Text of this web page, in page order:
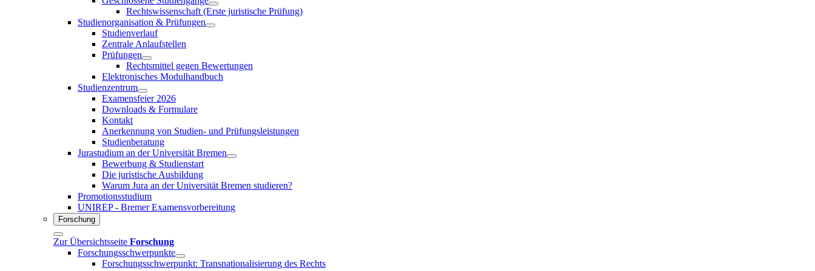
Rechtswissenschaft (Erste juristische Prüfung)
Studienorganisation & Prüfungen
Studienverlauf
Zentrale Anlaufstellen
Prüfungen
Rechtsmittel gegen Bewertungen
Elektronisches Modulhandbuch
Studienzentrum
Examensfeier 2026
Downloads & Formulare
Kontakt
Anerkennung von Studien- und Prüfungsleistungen
Studienberatung
Jurastudium an der Universität Bremen
Bewerbung & Studienstart
Die juristische Ausbildung
Warum Jura an der Universität Bremen studieren?
Promotionsstudium
UNIREP - Bremer Examensvorbereitung
Forschung
Zur Übersichtsseite Forschung
Forschungsschwerpunkte
Forschungsschwerpunkt: Transnationalisierung des Rechts